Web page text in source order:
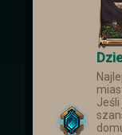
Jeśli